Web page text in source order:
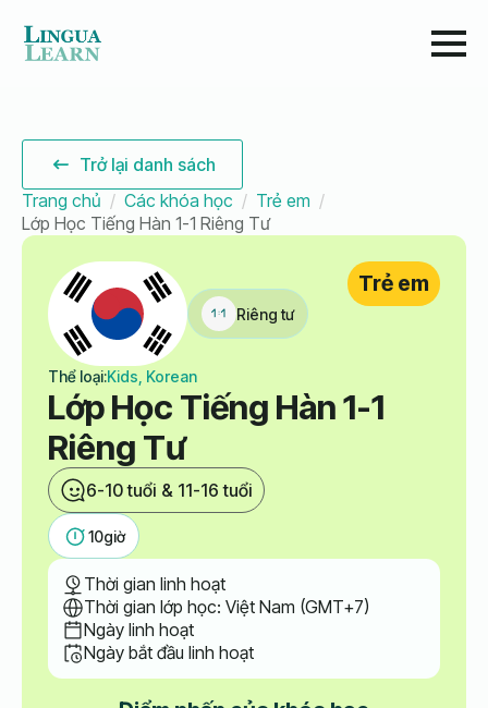
Trở lại danh sách
Trang chủ
Các khóa học
Trẻ em
Lớp Học Tiếng Hàn 1-1 Riêng Tư
Riêng tư
Thể loại:Kids, Korean
Lớp Học Tiếng Hàn 1-1
Riêng Tư
6-10 tuổi & 11-16 tuổi
Trẻ em
10giờ
Thời gian linh hoạt
Thời gian lớp học: Việt Nam (GMT+7)
Ngày linh hoạt
Ngày bắt đầu linh hoạt